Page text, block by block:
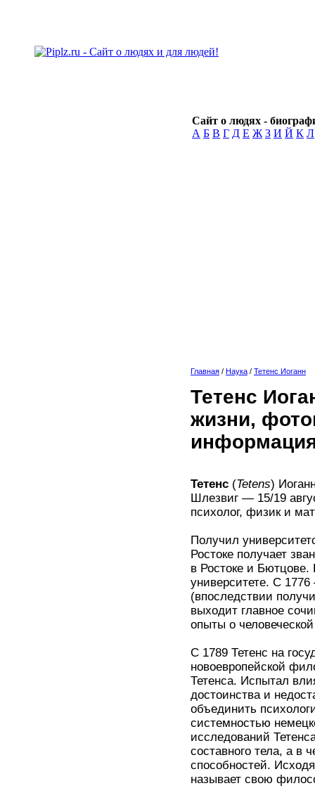
Сайт о людях -
А Б В Г Д Е Ж З И Й К Л
Главная / Наука / Тетенс Иоганн
Тетенс
жизни,
Тетенс (Tetens)
Шлезвиг — 15/19
психолог, физик и
Получил
Ростоке получает
в Ростоке и
университете. С
(впоследствии
выходит главное
опыты о
С 1789 Тетенс на
новоевропейской
Тетенса. Испытал
достоинства и
объединить
системностью
исследований
составного тела, а в
способностей.
называет свою